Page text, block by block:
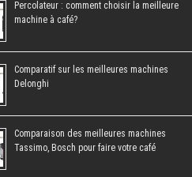
Percolateur : comment choisir la meilleure
machine à café?
Comparatif sur les meilleures machines
Delonghi
Comparaison des meilleures machines
Tassimo, Bosch pour faire votre café